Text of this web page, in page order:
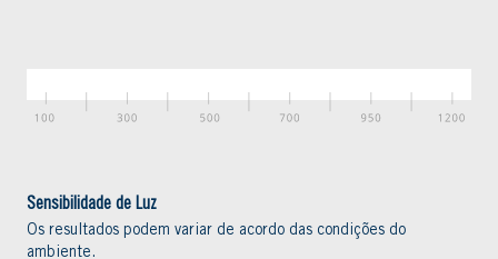
Sensibilidade de Luz
Os resultados podem variar de acordo das condições do
ambiente.